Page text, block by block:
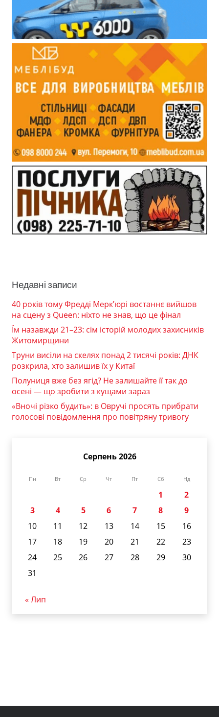
Недавні записи
40 років тому Фредді Мерк’юрі востаннє вийшов
на сцену з Queen: ніхто не знав, що це фінал
Їм назавжди 21–23: сім історій молодих захисників
Житомирщини
Труни висіли на скелях понад 2 тисячі років: ДНК
розкрила, хто залишив їх у Китаї
Полуниця вже без ягід? Не залишайте її так до
осені — що зробити з кущами зараз
«Вночі різко будить»: в Овручі просять прибрати
голосові повідомлення про повітряну тривогу
Серпень 2026
Пн Вт Ср Чт Пт Сб Нд
1
2
3
4 5 6 7 8
9
10
11 12 13 14 15
16
17
18 19 20 21 22
23
24
25 26 27 28 29
30
31
« Лип